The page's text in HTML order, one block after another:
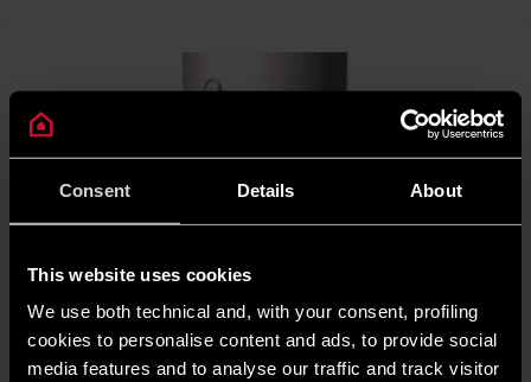
Consent Details About
This website uses cookies
We use both technical and, with your consent, profiling
cookies to personalise content and ads, to provide social
media features and to analyse our traffic and track visitor
CD1 HHP BIG